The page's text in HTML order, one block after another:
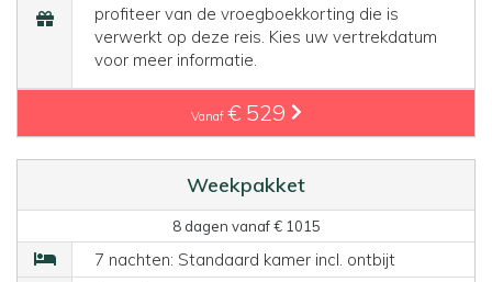
profiteer van de vroegboekkorting die is
verwerkt op deze reis. Kies uw vertrekdatum
voor meer informatie.
Vanaf € 529
Weekpakket
8 dagen vanaf € 1015
7 nachten: Standaard kamer incl. ontbijt